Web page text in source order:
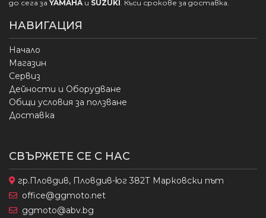
до сега за YAMAHA и SUZUKI. Къси срокове за доставка.
НАВИГАЦИЯ
Начало
Магазин
Сервиз
Дейности и Оборудване
Общи условия за ползване
Доставка
СВЪРЖЕТЕ СЕ С НАС
гр.Пловдив, Пловдив-юг 382Т Марковски път
office@ggmoto.net
ggmoto@abv.bg